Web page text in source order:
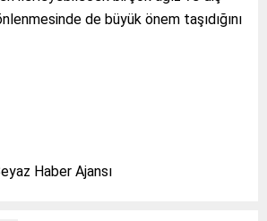
de büyük önem taşıdığını
Haber Ajansı